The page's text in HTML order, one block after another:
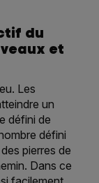
du
et
Les
un
défini de
défini
pierres de
Dans ce